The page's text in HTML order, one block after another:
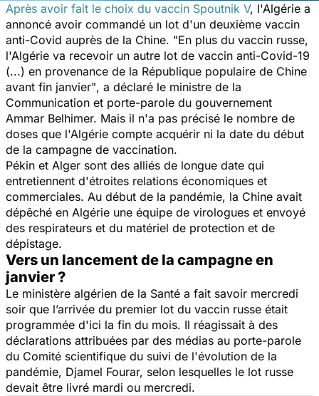
Après avoir fait le choix du vaccin Spoutnik V, l'Algérie a
annoncé avoir commandé un lot d'un deuxième vaccin
anti-Covid auprès de la Chine. "En plus du vaccin russe,
l'Algérie va recevoir un autre lot de vaccin anti-Covid-19
(...) en provenance de la République populaire de Chine
avant fin janvier", a déclaré le ministre de la
Communication et porte-parole du gouvernement
Ammar Belhimer. Mais il n'a pas précisé le nombre de
doses que l'Algérie compte acquérir ni la date du début
de la campagne de vaccination.
Pékin et Alger sont des alliés de longue date qui
entretiennent d'étroites relations économiques et
commerciales. Au début de la pandémie, la Chine avait
dépêché en Algérie une équipe de virologues et envoyé
des respirateurs et du matériel de protection et de
dépistage.
Vers un lancement de la campagne en
janvier ?
Le ministère algérien de la Santé a fait savoir mercredi
soir que l’arrivée du premier lot du vaccin russe était
programmée d'ici la fin du mois. Il réagissait à des
déclarations attribuées par des médias au porte-parole
du Comité scientifique du suivi de l'évolution de la
pandémie, Djamel Fourar, selon lesquelles le lot russe
devait être livré mardi ou mercredi.